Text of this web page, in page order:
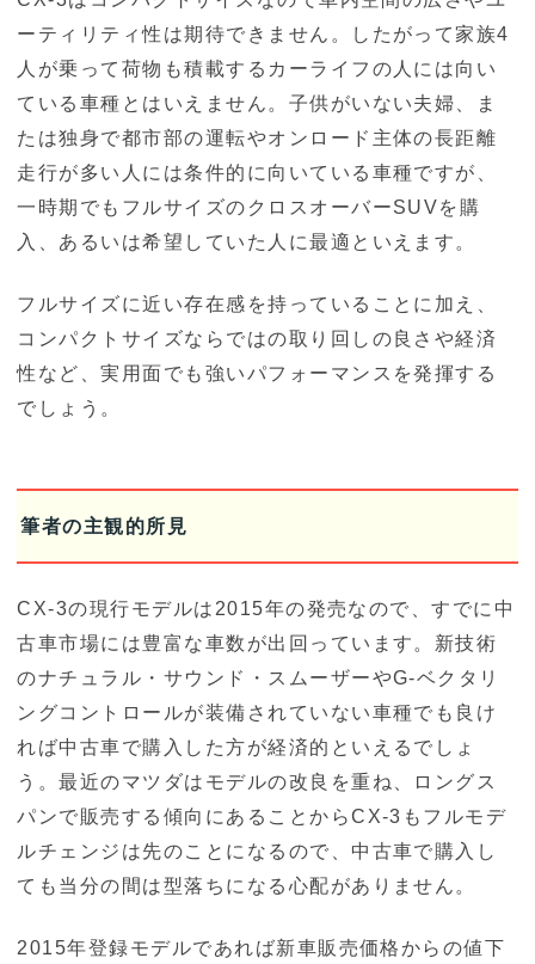
ーティリティ性は期待できません。したがって家族4
人が乗って荷物も積載するカーライフの人には向い
ている車種とはいえません。子供がいない夫婦、ま
たは独身で都市部の運転やオンロード主体の長距離
走行が多い人には条件的に向いている車種ですが、
一時期でもフルサイズのクロスオーバーSUVを購
入、あるいは希望していた人に最適といえます。
フルサイズに近い存在感を持っていることに加え、
コンパクトサイズならではの取り回しの良さや経済
性など、実用面でも強いパフォーマンスを発揮する
でしょう。
筆者の主観的所見
CX-3の現行モデルは2015年の発売なので、すでに中
古車市場には豊富な車数が出回っています。新技術
のナチュラル・サウンド・スムーザーやG-ベクタリ
ングコントロールが装備されていない車種でも良け
れば中古車で購入した方が経済的といえるでしょ
う。最近のマツダはモデルの改良を重ね、ロングス
パンで販売する傾向にあることからCX-3もフルモデ
ルチェンジは先のことになるので、中古車で購入し
ても当分の間は型落ちになる心配がありません。
2015年登録モデルであれば新車販売価格からの値下